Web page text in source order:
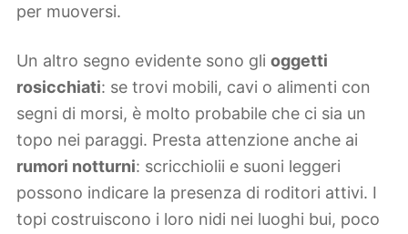
per muoversi.
Un altro segno evidente sono gli oggetti
rosicchiati: se trovi mobili, cavi o alimenti con
segni di morsi, è molto probabile che ci sia un
topo nei paraggi. Presta attenzione anche ai
rumori notturni: scricchiolii e suoni leggeri
possono indicare la presenza di roditori attivi. I
topi costruiscono i loro nidi nei luoghi bui, poco